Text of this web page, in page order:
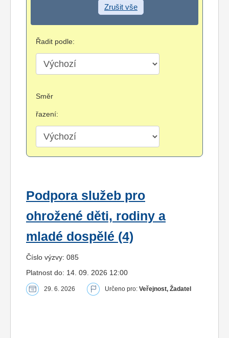
Zrušit vše
Řadit podle:
Směr
řazení:
Podpora služeb pro
ohrožené děti, rodiny a
mladé dospělé (4)
Číslo výzvy: 085
Platnost do: 14. 09. 2026 12:00
29. 6. 2026 Určeno pro: Veřejnost, Žadatel